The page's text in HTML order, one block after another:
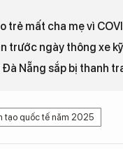
trẻ mất cha mẹ vì
trước ngày thông xe
Nẵng sắp bị thanh
tạo quốc tế năm 2025